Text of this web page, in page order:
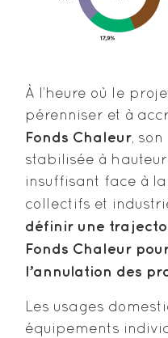
À l’heure où le
pérenniser et à
Fonds Chaleur,
stabilisée à
insuffisant face à
collectifs et
définir une
Fonds Chaleur
l’annulation des
Les usages
équipements